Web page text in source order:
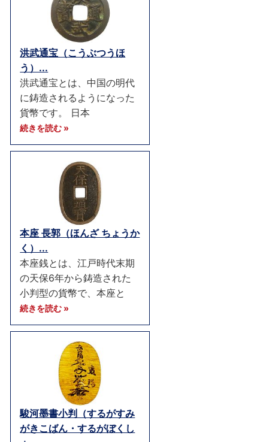
洪武通宝（こうぶつうほ
う）...
洪武通宝とは、中国の明代
に鋳造されるようになった
貨幣です。 日本
続きを読む »
本座 長郭（ほんざ ちょうか
く）...
本座銭とは、江戸時代末期
の天保6年から鋳造された
小判型の貨幣で、本座と
続きを読む »
駿河墨書小判（するがすみ
がきこばん・するがぼくし